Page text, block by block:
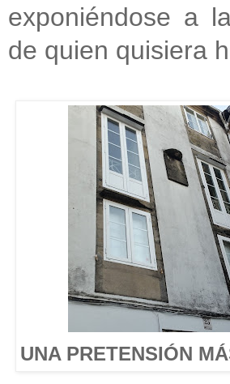
exponiéndose a
de quien quisiera
UNA PRETENSIÓN